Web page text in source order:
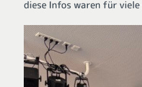
diese Infos waren für